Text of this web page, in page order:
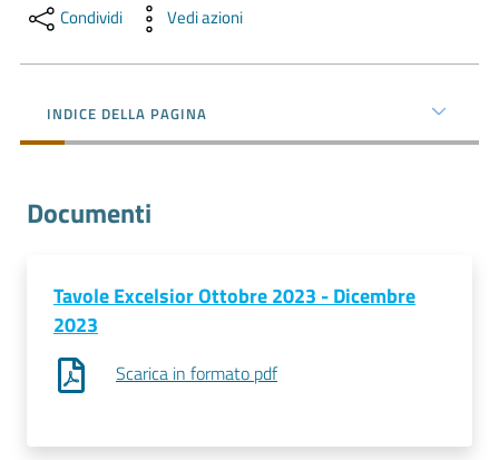
Promuovere
e
territorio
Tutelare
Consumatore
Condividi Vedi azioni
INDICE DELLA PAGINA
Documenti
Tavole Excelsior Ottobre 2023 - Dicembre
2023
Scarica in formato pdf